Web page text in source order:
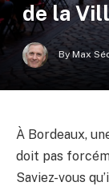
de la
By Max
À Bordeaux,
doit pas
Saviez-vous